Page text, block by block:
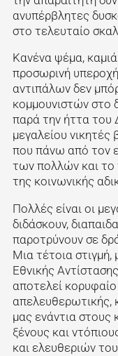
ανυπέρβλητες
στο τελευταίο
Κανένα ψέμα,
προσωρινή
αντιπάλων δεν
κομμουνιστών στο
παρά την ήττα του
μεγαλείου νικητές
που πάνω από τον
των πολλών και το
της κοινωνικής
Πολλές είναι οι
διδάσκουν,
παροτρύνουν σε
Μια τέτοια στιγμή,
Εθνικής
αποτελεί
απελευθερωτικής,
μας ενάντια στους
ξένους και
και ελευθεριών